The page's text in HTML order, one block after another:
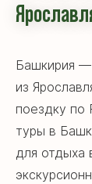
Башкирия —
из
поездку по
туры в
для отдыха